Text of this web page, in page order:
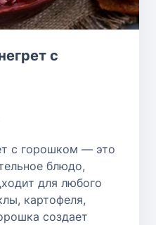
с
с горошком — это
блюдо,
для любого
картофеля,
создает